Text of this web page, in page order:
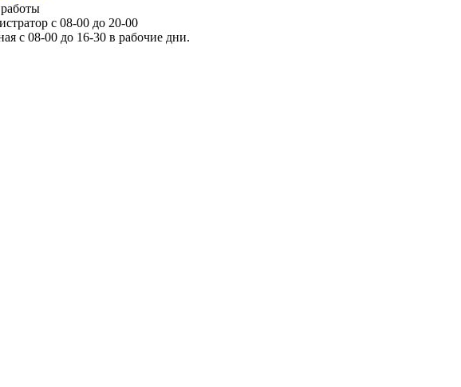
с 08-00 до 20-00
с 08-00 до 16-30 в рабочие дни.